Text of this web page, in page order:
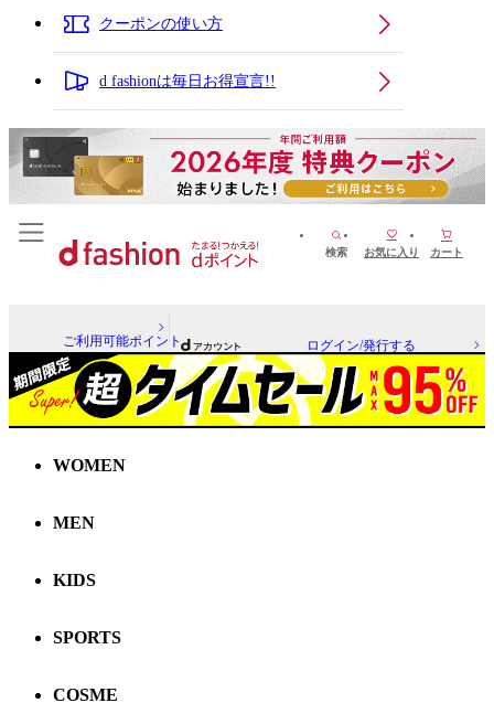
クーポンの使い方
d fashionは毎日お得宣言!!
検索 お気に入り カート
ご利用可能ポイント ログイン/発行する
WOMEN
MEN
KIDS
SPORTS
COSME